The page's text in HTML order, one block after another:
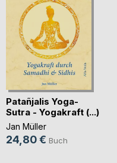
Patañjalis Yoga-
Sutra - Yogakraft (...)
Jan Müller
24,80 € Buch